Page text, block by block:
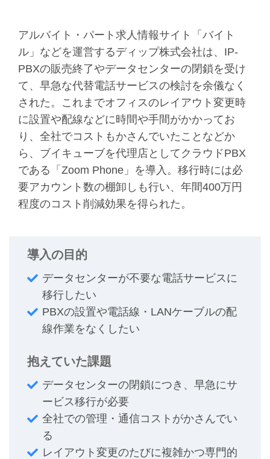
アルバイト・パート求人情報サイト「バイト
ル」などを運営するディップ株式会社は、IP-
PBXの販売終了やデータセンターの閉鎖を受け
て、早急な代替電話サービスの検討を余儀なく
された。これまでオフィスのレイアウト変更時
に設置や配線などに時間や手間がかかってお
り、全社でコストもかさんでいたことなどか
ら、ブイキューブを代理店としてクラウドPBX
である「Zoom Phone」を導入。移行時には必
要アカウント数の棚卸しも行い、年間400万円
程度のコスト削減効果を得られた。
導入の目的
データセンターが不要な電話サービスに
移行したい
PBXの設置や電話線・LANケーブルの配
線作業をなくしたい
抱えていた課題
データセンターの閉鎖につき、早急にサ
ービス移行が必要
全社での管理・通信コストがかさんでい
る
レイアウト変更のたびに複雑かつ専門的